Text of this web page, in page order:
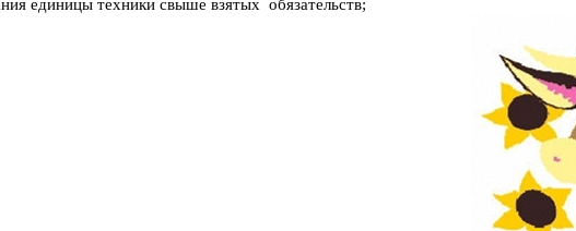
единицы техники свыше взятых обязательств;